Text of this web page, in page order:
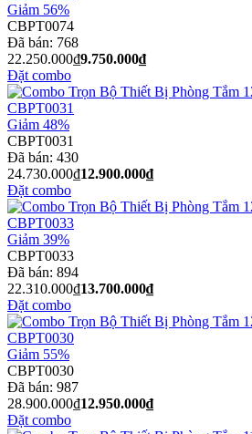
Giảm 56%
CBPT0074
Đã bán: 768
22.250.000₫9.750.000₫
Đặt combo
Giảm 48%
CBPT0031
Đã bán: 430
24.730.000₫12.900.000₫
Đặt combo
Giảm 39%
CBPT0033
Đã bán: 894
22.310.000₫13.700.000₫
Đặt combo
Giảm 55%
CBPT0030
Đã bán: 987
28.900.000₫12.950.000₫
Đặt combo